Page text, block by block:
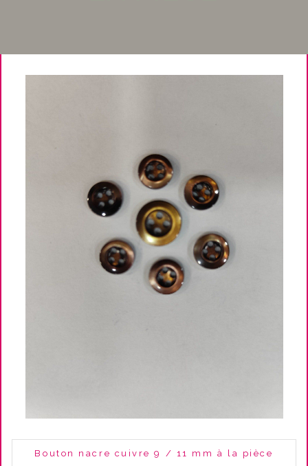
Bouton nacre cuivre 9 / 11 mm à la pièce